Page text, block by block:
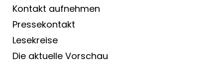
Kontakt aufnehmen
Pressekontakt
Lesekreise
Die aktuelle Vorschau